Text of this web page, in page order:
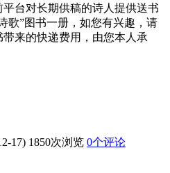
台对长期供稿的诗人提供送书
歌”图书一册，如您有兴趣，请
来的快递费用，由您本人承
17) 1850次浏览 0个评论